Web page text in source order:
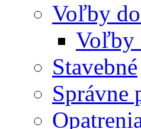
Voľby
Voľby
Stavebné
Správne